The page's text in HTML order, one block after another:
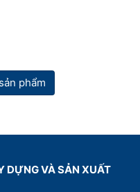
sản phẩm
DỰNG VÀ SẢN XUẤT